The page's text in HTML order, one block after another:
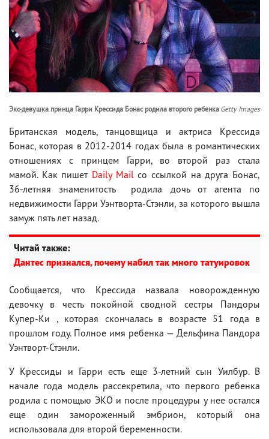
Экс-девушка принца Гарри Крессида Бонас родила второго ребенка Getty Images
Британская модель, танцовщица и актриса Крессида
Бонас, которая в 2012-2014 годах была в романтических
отношениях с принцем Гарри, во второй раз стала
мамой. Как пишет Daily Mailсо ссылкой на друга Бонас,
36-летняя знаменитость родила дочь от агента по
недвижимости Гарри Уэнтворта-Стэнли, за которого вышла
замуж пять лет назад.
Читай также:
Дантес признался, почему набил так много татуировок
Сообщается, что Крессида назвала новорожденную
девочку в честь покойной сводной сестры Пандоры
Купер-Ки , которая скончалась в возрасте 51 года в
прошлом году. Полное имя ребенка — Дельфина Пандора
Уэнтворт-Стэнли.
У Крессиды и Гарри есть еще 3-летний сын Уилбур. В
начале года модель рассекретила, что первого ребенка
родила с помощью ЭКО и после процедуры у нее остался
еще один замороженный эмбрион, который она
использовала для второй беременности.